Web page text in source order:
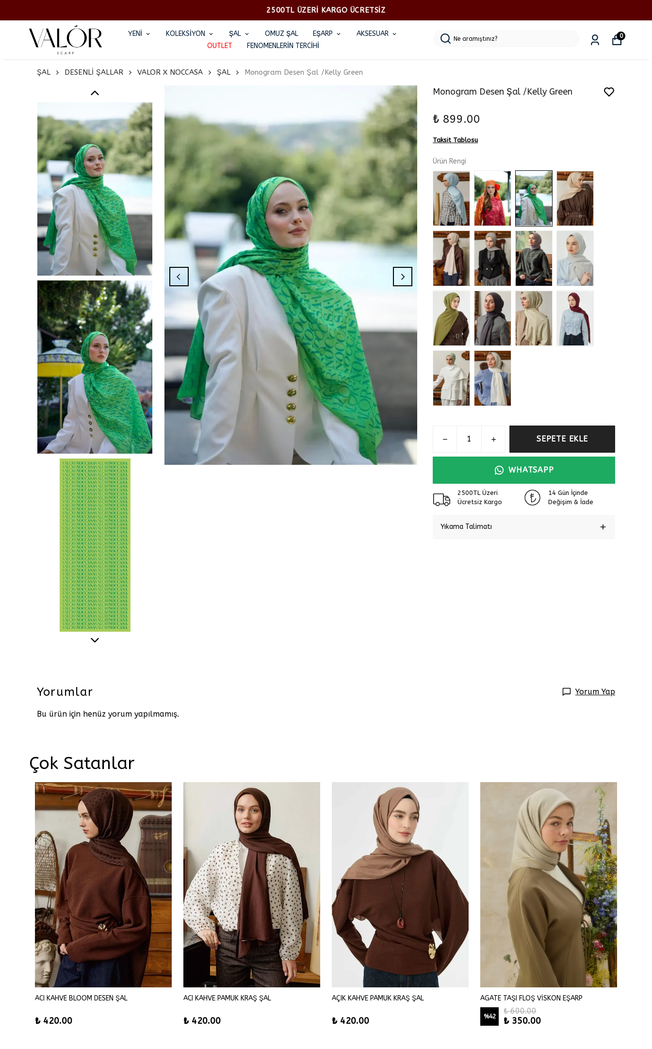
2500TL ÜZERİ KARGO ÜCRETSİZ
YENİ KOLEKSİYON ŞAL OMUZ ŞAL EŞARP
AKSESUAR
OUTLET
FENOMENLERİN TERCİHİ
0
ŞAL DESENLİ ŞALLAR VALOR X NOCCASA ŞAL Monogram Desen Şal /Kelly Green
Monogram Desen Şal /Kelly Green
₺ 899.00
Taksit Tablosu
Ürün Rengi
SEPETE EKLE
WHATSAPP
2500TL Üzeri
Ücretsiz Kargo
14 Gün İçinde
Değişim & İade
Yıkama Talimatı
Yorumlar Yorum Yap
Bu ürün için henüz yorum yapılmamış.
Çok Satanlar
ACI KAHVE BLOOM DESEN ŞAL
₺ 420.00
ACI KAHVE PAMUK KRAŞ ŞAL
₺ 420.00
AÇIK KAHVE PAMUK KRAŞ ŞAL
₺ 420.00
AGATE TAŞI FLOŞ VİSKON EŞARP
%42
₺ 600.00
₺ 350.00